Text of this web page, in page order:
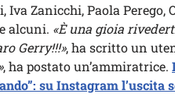
Iva Zanicchi, Paola Perego,
alcuni. «È una gioia
Gerry!!!», ha scritto un
, ha postato un’ammiratrice.
su Instagram l’uscita